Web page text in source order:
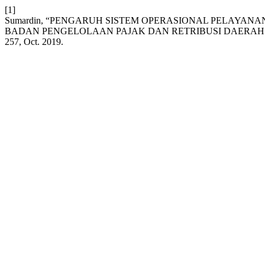
[1]
Sumardin, “PENGARUH SISTEM OPERASIONAL
BADAN PENGELOLAAN PAJAK DAN RETRIBUSI
257, Oct. 2019.